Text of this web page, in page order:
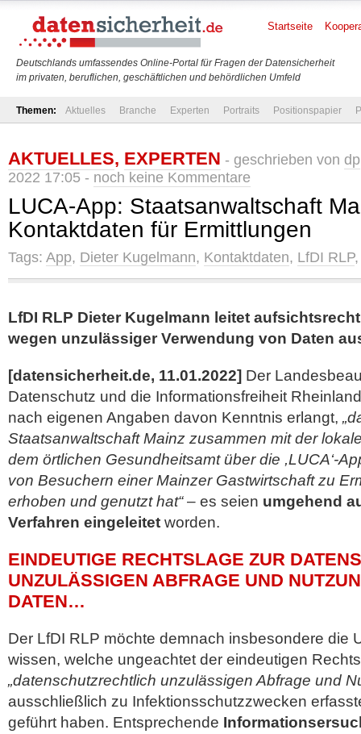
Deutschlands umfassendes Online-Portal für Fragen der Datensicherheit
im privaten, beruflichen, geschäftlichen und behördlichen Umfeld
Startseite
Themen: Aktuelles Branche Experten Portraits Positionspapier
AKTUELLES, EXPERTEN - geschrieben von dp
2022 17:05 - noch keine Kommentare
LUCA-App: Staatsanwaltschaft
Kontaktdaten für Ermittlungen
Tags: App, Dieter Kugelmann, Kontaktdaten, LfDI RLP
LfDI RLP Dieter Kugelmann leitet
wegen unzulässiger Verwendung von Daten
[datensicherheit.de, 11.01.2022] Der
Datenschutz und die Informationsfreiheit
nach eigenen Angaben davon Kenntnis erlangt,
Staatsanwaltschaft Mainz zusammen mit der
dem örtlichen Gesundheitsamt über die ,LUCA‘-
von Besuchern einer Mainzer Gastwirtschaft zu
erhoben und genutzt hat“– es seien umgehend
Verfahren eingeleitet worden.
EINDEUTIGE RECHTSLAGE ZUR
UNZULÄSSIGEN ABFRAGE UND
DATEN…
Der LfDI RLP möchte demnach insbesondere die
wissen, welche ungeachtet der eindeutigen
„datenschutzrechtlich unzulässigen Abfrage und
ausschließlich zu Infektionsschutzzwecken
geführt haben. Entsprechende